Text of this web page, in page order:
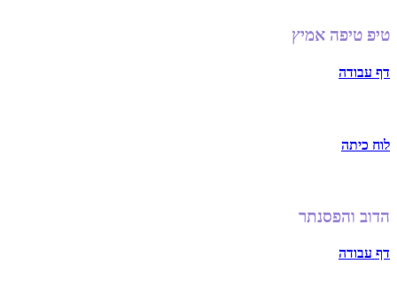
טיפ טיפה אמיץ
דף עבודה
לוח כיתה
הדוב והפסנתר
דף עבודה